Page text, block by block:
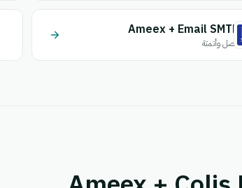
Ameex + Email SMTP
اتصل وأتمتة